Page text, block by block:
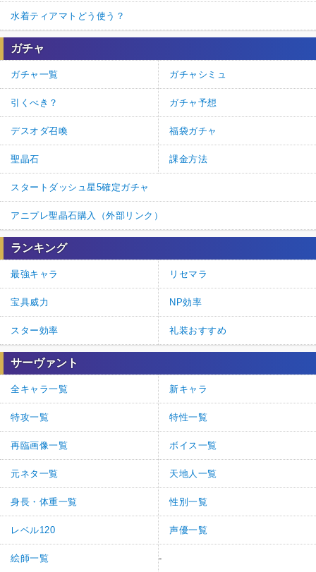
水着ティアマトどう使う？
ガチャ
ガチャ一覧 ガチャシミュ
引くべき？ ガチャ予想
デスオダ召喚 福袋ガチャ
聖晶石 課金方法
スタートダッシュ星5確定ガチャ
アニプレ聖晶石購入（外部リンク）
ランキング
最強キャラ リセマラ
宝具威力 NP効率
スター効率 礼装おすすめ
サーヴァント
全キャラ一覧 新キャラ
特攻一覧 特性一覧
再臨画像一覧 ボイス一覧
元ネタ一覧 天地人一覧
身長・体重一覧 性別一覧
レベル120 声優一覧
絵師一覧 -